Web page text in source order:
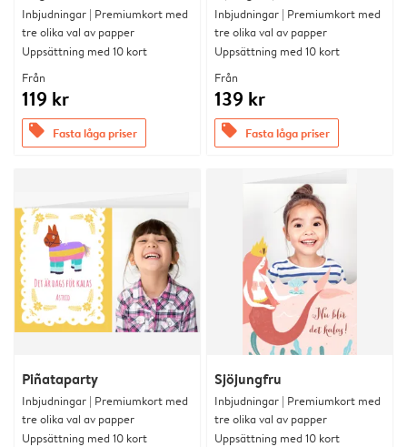
Inbjudningar | Premiumkort med
tre olika val av papper
Uppsättning med 10 kort
Från
119 kr
offers Fasta låga priser
Inbjudningar | Premiumkort med
tre olika val av papper
Uppsättning med 10 kort
Från
139 kr
offers Fasta låga priser
Piñataparty
Inbjudningar | Premiumkort med
tre olika val av papper
Uppsättning med 10 kort
Sjöjungfru
Inbjudningar | Premiumkort med
tre olika val av papper
Uppsättning med 10 kort